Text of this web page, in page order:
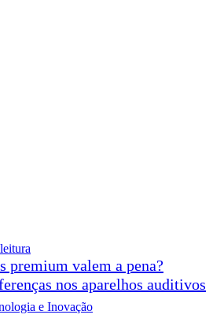
premium valem a pena?
nos aparelhos auditivos
e Inovação